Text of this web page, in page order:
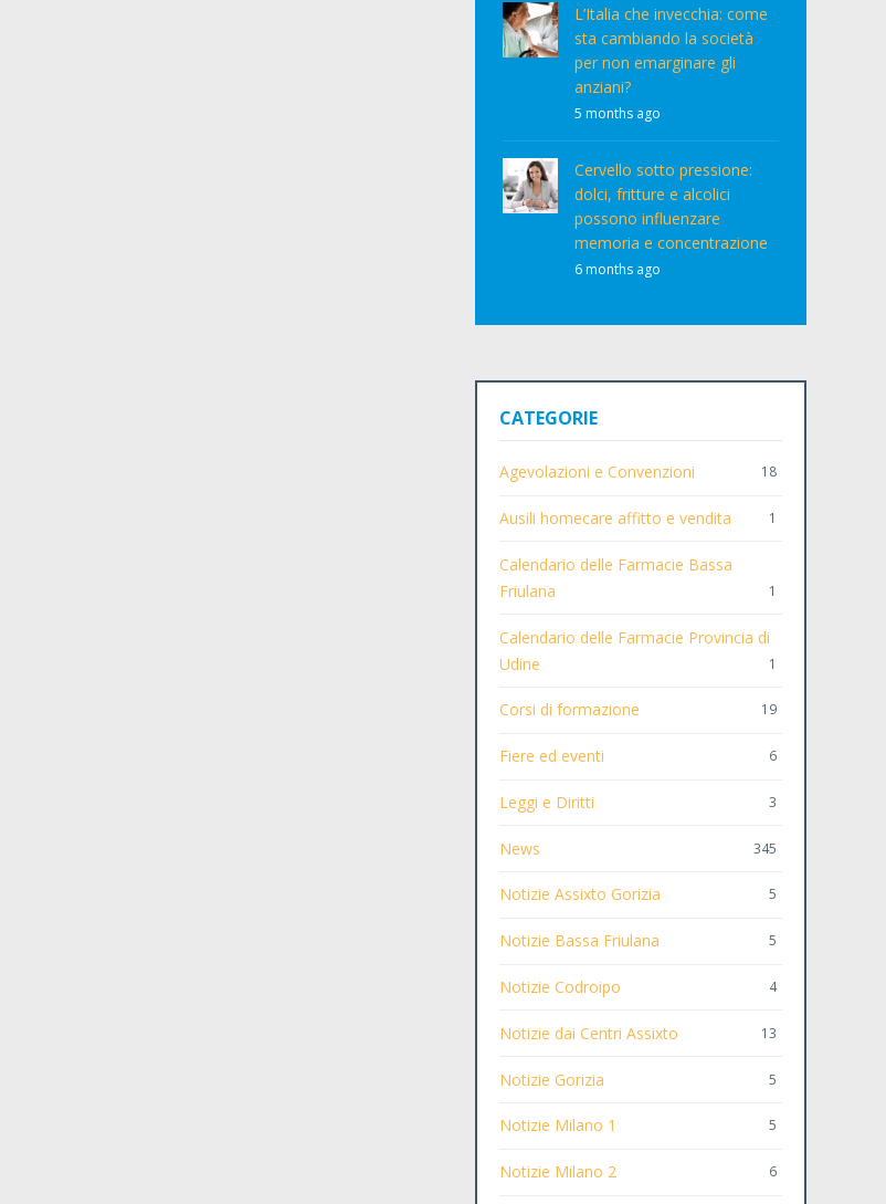
L’Italia che invecchia: come
sta cambiando la società
per non emarginare gli
anziani?
5 months ago
Cervello sotto pressione:
dolci, fritture e alcolici
possono influenzare
memoria e concentrazione
6 months ago
CATEGORIE
Agevolazioni e Convenzioni 18
Ausili homecare affitto e vendita 1
Calendario delle Farmacie Bassa
Friulana
1
Calendario delle Farmacie Provincia di
Udine
1
Corsi di formazione 19
Fiere ed eventi 6
Leggi e Diritti 3
News 345
Notizie Assixto Gorizia 5
Notizie Bassa Friulana 5
Notizie Codroipo 4
Notizie dai Centri Assixto 13
Notizie Gorizia 5
Notizie Milano 1 5
Notizie Milano 2 6